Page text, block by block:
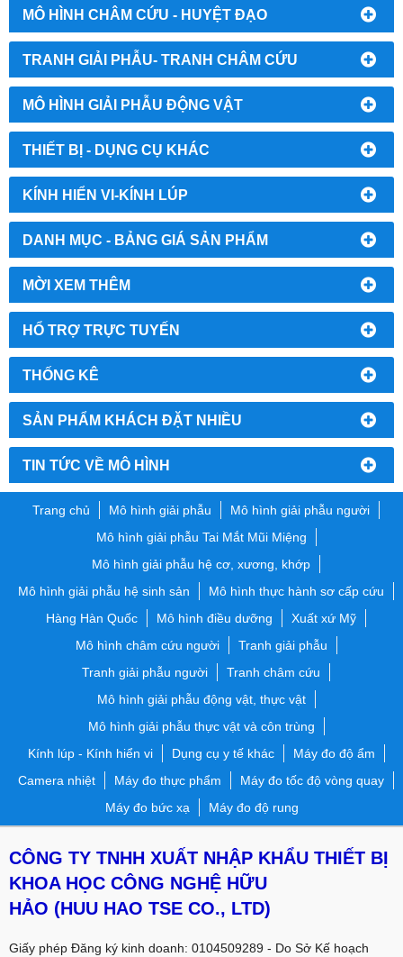
MÔ HÌNH CHÂM CỨU - HUYỆT ĐẠO
TRANH GIẢI PHẪU- TRANH CHÂM CỨU
MÔ HÌNH GIẢI PHẪU ĐỘNG VẬT
THIẾT BỊ - DỤNG CỤ KHÁC
KÍNH HIỂN VI-KÍNH LÚP
DANH MỤC - BẢNG GIÁ SẢN PHẨM
MỜI XEM THÊM
HỔ TRỢ TRỰC TUYẾN
THỐNG KÊ
SẢN PHẨM KHÁCH ĐẶT NHIỀU
TIN TỨC VỀ MÔ HÌNH
Trang chủ Mô hình giải phẫu
Mô hình giải phẫu người
Mô hình giải phẫu Tai Mắt Mũi Miệng
Mô hình giải phẫu hệ cơ, xương, khớp
Mô hình giải phẫu hệ sinh sản
Mô hình thực hành sơ cấp cứu
Hàng Hàn Quốc
Mô hình điều dưỡng
Xuất xứ Mỹ
Mô hình châm cứu người
Tranh giải phẫu
Tranh giải phẫu người
Tranh châm cứu
Mô hình giải phẫu động vật, thực vật
Mô hình giải phẫu thực vật và côn trùng
Kính lúp - Kính hiển vi
Dụng cụ y tế khác
Máy đo độ ẩm
Camera nhiệt
Máy đo thực phẩm
Máy đo tốc độ vòng quay
Máy đo bức xạ
Máy đo độ rung
CÔNG TY TNHH XUẤT NHẬP KHẨU THIẾT BỊ
KHOA HỌC CÔNG NGHỆ HỮU
HẢO (HUU HAO TSE CO., LTD)
Giấy phép Đăng ký kinh doanh: 0104509289 - Do Sở Kế hoạch